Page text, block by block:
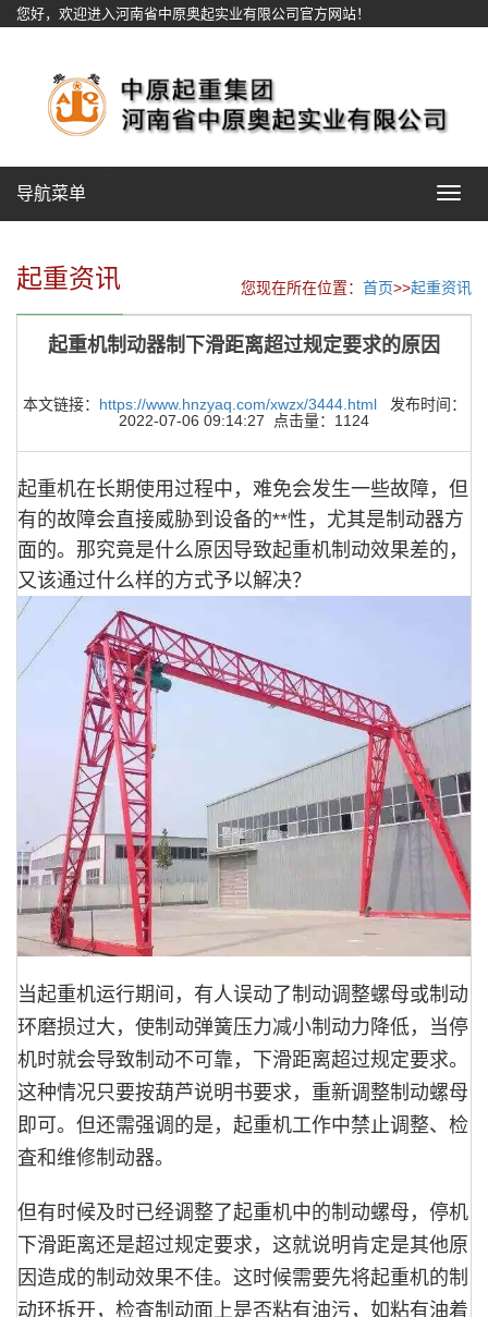
您好，欢迎进入河南省中原奥起实业有限公司官方网站！
Toggle
导航菜单
起重资讯 您现在所在位置： 首页>>起重资讯
起重机制动器制下滑距离超过规定要求的原因
本文链接： https://www.hnzyaq.com/xwzx/3444.html发布时间：
2022-07-06 09:14:27 点击量：1124
起重机在长期使用过程中，难免会发生一些故障，但
有的故障会直接威胁到设备的**性，尤其是制动器方
面的。那究竟是什么原因导致起重机制动效果差的，
又该通过什么样的方式予以解决？
当起重机运行期间，有人误动了制动调整螺母或制动
环磨损过大，使制动弹簧压力减小制动力降低，当停
机时就会导致制动不可靠，下滑距离超过规定要求。
这种情况只要按葫芦说明书要求，重新调整制动螺母
即可。但还需强调的是，起重机工作中禁止调整、检
査和维修制动器。
但有时候及时已经调整了起重机中的制动螺母，停机
下滑距离还是超过规定要求，这就说明肯定是其他原
因造成的制动效果不佳。这时候需要先将起重机的制
动环拆开，检査制动面上是否粘有油污，如粘有油着